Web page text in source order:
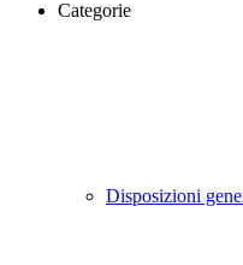
Categorie
Disposizioni